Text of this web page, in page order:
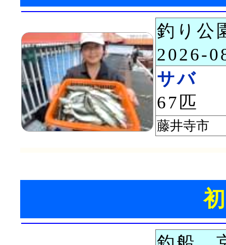
釣り
2026-
サバ
67匹
藤井寺市